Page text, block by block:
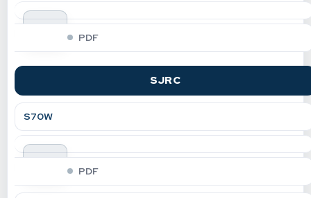
indir
PDF
SJRC
S70W
indir
PDF